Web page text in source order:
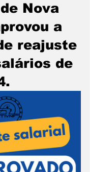
Nova
a
reajuste
de